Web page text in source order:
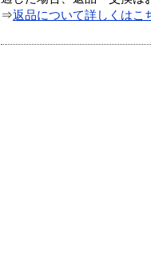
⇒返品について詳しくはこ